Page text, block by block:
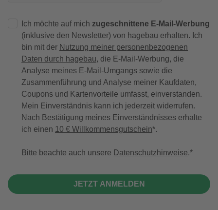
Ich möchte auf mich zugeschnittene E-Mail-Werbung
(inklusive den Newsletter) von hagebau erhalten. Ich
bin mit der Nutzung meiner personenbezogenen
Daten durch hagebau, die E-Mail-Werbung, die
Analyse meines E-Mail-Umgangs sowie die
Zusammenführung und Analyse meiner Kaufdaten,
Coupons und Kartenvorteile umfasst, einverstanden.
Mein Einverständnis kann ich jederzeit widerrufen.
Nach Bestätigung meines Einverständnisses erhalte
ich einen 10 € Willkommensgutschein*.
Bitte beachte auch unsere Datenschutzhinweise.
JETZT ANMELDEN